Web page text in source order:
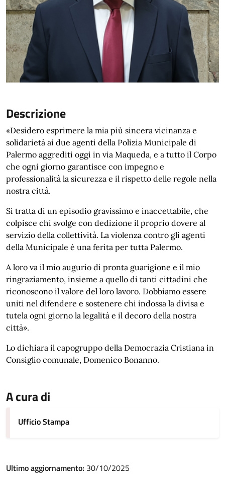
Descrizione
«Desidero esprimere la mia più sincera vicinanza e
solidarietà ai due agenti della Polizia Municipale di
Palermo aggrediti oggi in via Maqueda, e a tutto il Corpo
che ogni giorno garantisce con impegno e
professionalità la sicurezza e il rispetto delle regole nella
nostra città.
Si tratta di un episodio gravissimo e inaccettabile, che
colpisce chi svolge con dedizione il proprio dovere al
servizio della collettività. La violenza contro gli agenti
della Municipale è una ferita per tutta Palermo.
A loro va il mio augurio di pronta guarigione e il mio
ringraziamento, insieme a quello di tanti cittadini che
riconoscono il valore del loro lavoro. Dobbiamo essere
uniti nel difendere e sostenere chi indossa la divisa e
tutela ogni giorno la legalità e il decoro della nostra
città».
Lo dichiara il capogruppo della Democrazia Cristiana in
Consiglio comunale, Domenico Bonanno.
A cura di
Ufficio Stampa
Ultimo aggiornamento: 30/10/2025